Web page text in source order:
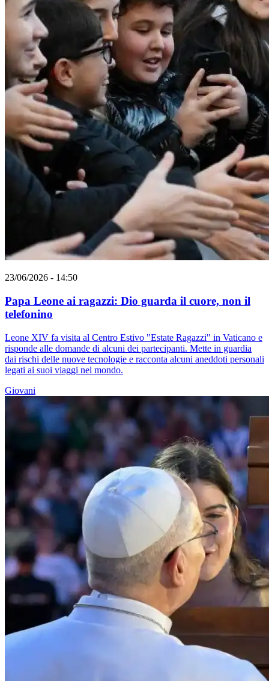
23/06/2026 - 14:50
Papa Leone ai ragazzi: Dio guarda il cuore, non il
telefonino
Leone XIV fa visita al Centro Estivo "Estate Ragazzi" in Vaticano e
risponde alle domande di alcuni dei partecipanti. Mette in guardia
dai rischi delle nuove tecnologie e racconta alcuni aneddoti personali
legati ai suoi viaggi nel mondo.
Giovani